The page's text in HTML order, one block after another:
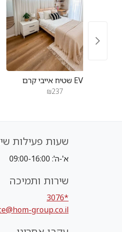
שטיח אייבי קרם EVY
₪237
שעות פעילות
א'-ה': 09:00-16:00
שירות ותמיכה
*3076
group.co.il